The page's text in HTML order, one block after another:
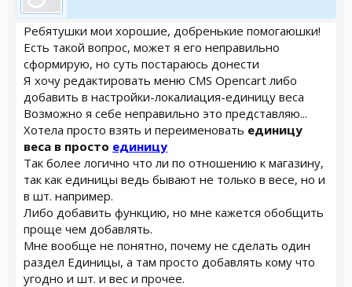
Ребятушки мои хорошие, добренькие помогаюшки!
Есть такой вопрос, может я его неправильно
сформирую, но суть постараюсь донести
Я хочу редактировать меню CMS Opencart либо
добавить в настройки-локалиация-единицу веса
Возможно я себе неправильно это представляю...
Хотела просто взять и переименовать единицу
веса в просто единицу
Так более логично что ли по отношению к магазину,
так как единицы ведь бывают не только в весе, но и
в шт. например.
Либо добавить функцию, но мне кажется обобщить
проще чем добавлять.
Мне вообще не понятно, почему не сделать один
раздел Единицы, а там просто добавлять кому что
угодно и шт. и вес и прочее.